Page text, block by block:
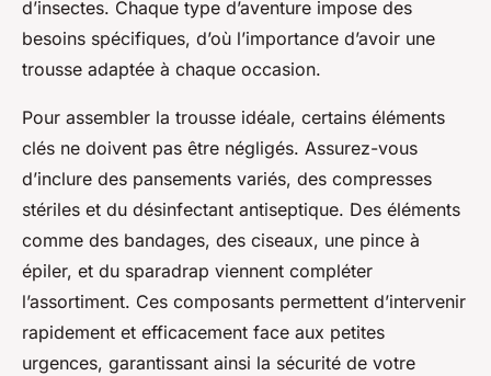
d’insectes. Chaque type d’aventure impose des
besoins spécifiques, d’où l’importance d’avoir une
trousse adaptée à chaque occasion.
Pour assembler la trousse idéale, certains éléments
clés ne doivent pas être négligés. Assurez-vous
d’inclure des pansements variés, des compresses
stériles et du désinfectant antiseptique. Des éléments
comme des bandages, des ciseaux, une pince à
épiler, et du sparadrap viennent compléter
l’assortiment. Ces composants permettent d’intervenir
rapidement et efficacement face aux petites
urgences, garantissant ainsi la sécurité de votre